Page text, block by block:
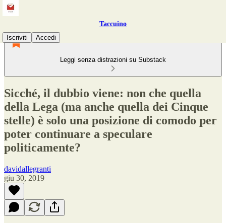
Taccuino
Iscriviti
Accedi
Leggi senza distrazioni su Substack
Sicché, il dubbio viene: non che quella
della Lega (ma anche quella dei Cinque
stelle) è solo una posizione di comodo per
poter continuare a speculare
politicamente?
davidallegranti
giu 30, 2019